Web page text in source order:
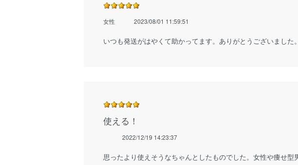
女性 2023/08/01 11:59:51
いつも発送がはやくて助かってます。ありがとうございました。
使える！
2022/12/19 14:23:37
思ったより使えそうなちゃんとしたものでした。女性や痩せ型